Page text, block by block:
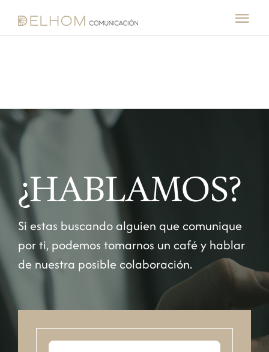
contenido
Servicios
Clientes
Contacto
¿HABLAMOS?
Si estas buscando alguien que comunique
por ti, podemos tomarnos un café y hablar
de nuestra posible colaboración.